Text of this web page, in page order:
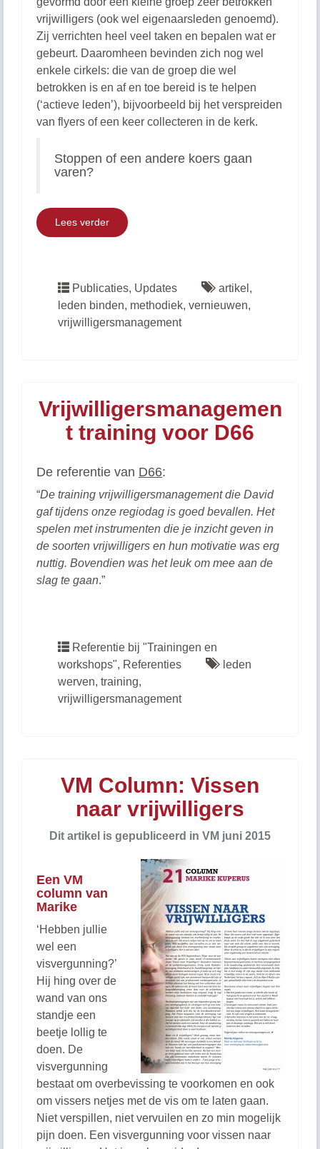
vrijwilligers (ook wel eigenaarsleden genoemd).
Zij verrichten heel veel taken en bepalen wat er
gebeurt. Daaromheen bevinden zich nog wel
enkele cirkels: die van de groep die wel
betrokken is en af en toe bereid is te helpen
(‘actieve leden’), bijvoorbeeld bij het verspreiden
van flyers of een keer collecteren in de kerk.
Stoppen of een andere koers gaan
varen?
Lees verder
Publicaties, Updates artikel ,
leden binden, methodiek, vernieuwen,
vrijwilligersmanagement
Vrijwilligersmanagemen
t training voor D66
De referentie van D66:
“De training vrijwilligersmanagement die David
gaf tijdens onze regiodag is goed bevallen. Het
spelen met instrumenten die je inzicht geven in
de soorten vrijwilligers en hun motivatie was erg
nuttig. Bovendien was het leuk om mee aan de
slag te gaan.”
Referentie bij "Trainingen en
workshops", Referenties
leden
werven, training,
vrijwilligersmanagement
VM Column: Vissen
naar vrijwilligers
Dit artikel is gepubliceerd in VM juni 2015
Een VM
column van
Marike
‘Hebben jullie
wel een
visvergunning?’
Hij hing over de
wand van ons
standje een
beetje lollig te
doen. De
visvergunning
bestaat om overbevissing te voorkomen en ook
om vissers netjes met de vis om te laten gaan.
Niet verspillen, niet vervuilen en zo min mogelijk
pijn doen. Een visvergunning voor vissen naar